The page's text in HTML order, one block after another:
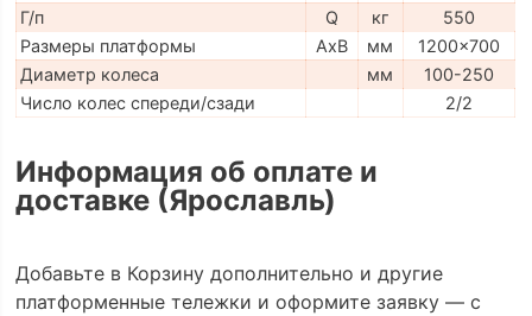
Г/п
Q кг
550
Размеры платформы
AxB мм
1200x700
Диаметр колеса
мм
100-250
Число колес спереди/сзади
2/2
Информация об оплате и
доставке (Ярославль)
Добавьте в Корзину дополнительно и другие
платформенные тележки и оформите заявку — с